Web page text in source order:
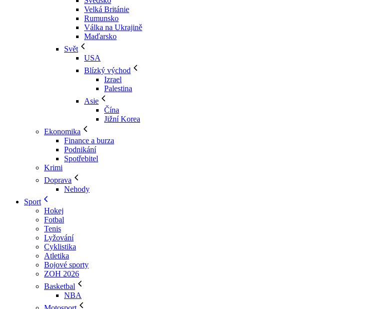
Velká Británie
Rumunsko
Válka na Ukrajině
Maďarsko
Svět
USA
Blízký východ
Izrael
Palestina
Asie
Čína
Jižní Korea
Ekonomika
Finance a burza
Podnikání
Spotřebitel
Krimi
Doprava
Nehody
Sport
Hokej
Fotbal
Tenis
Lyžování
Cyklistika
Atletika
Bojové sporty
ZOH 2026
Basketbal
NBA